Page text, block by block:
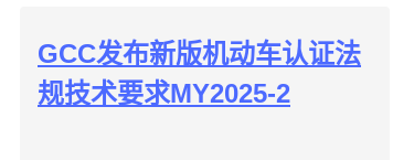
GCC发布新版机动车认证法
规技术要求MY2025-2